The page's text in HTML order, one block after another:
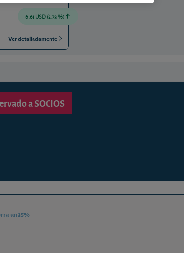
6,61 USD (2,73 %)
Ver detalladamente
a SOCIOS
un 35%